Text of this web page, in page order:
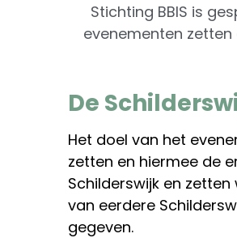
Stichting BBIS is
evenementen
De
Het doel van het
zetten en hiermee de
Schilderswijk en
van eerdere
gegeven.